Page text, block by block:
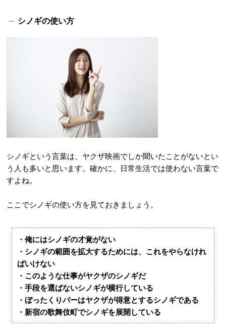
シノギの使い方
シノギという言葉は、ヤクザ映画でしか聞いたことがないとい
う人も多いと思います。確かに、日常生活では使わない言葉で
すよね。
ここでシノギの使い方を見ておきましょう。
・俺にはシノギの才覚がない
・シノギの範囲を拡大するためには、これをやらなけれ
ばいけない
・このような仕事がヤクザのシノギだ
・手段を選ばないシノギが横行している
・ぼったくりバーはヤクザが得意とするシノギである
・新宿の歌舞伎町でシノギを展開している